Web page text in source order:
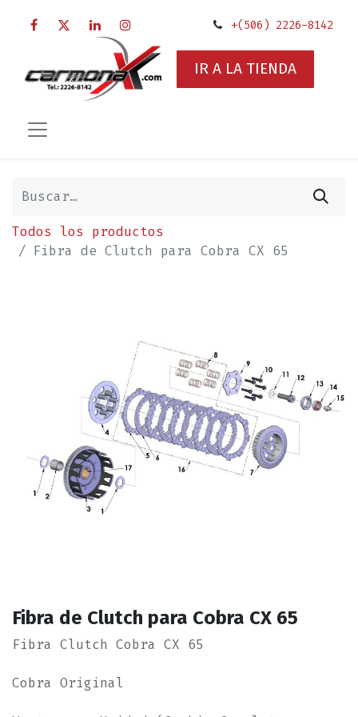
+(506) 2226-8142
IR A LA TIENDA
Todos los productos
Fibra de Clutch para Cobra CX 65
Fibra de Clutch para Cobra CX 65
Fibra Clutch Cobra CX 65
Cobra Original